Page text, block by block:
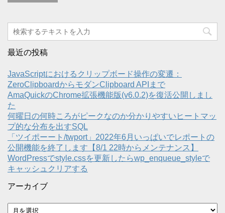
最近の投稿
JavaScriptにおけるクリップボード操作の変遷：
ZeroClipboardからモダンClipboard APIまで
AmaQuickのChrome拡張機能版(v6.0.2)を復活公開しまし
た
何曜日の何時ころがピークなのか分かりやすいヒートマッ
プ的な分布を出すSQL
「ツイポーート/twport」2022年6月いっぱいでレポートの
公開機能を終了します【8/1 22時からメンテナンス】
WordPressでstyle.cssを更新したらwp_enqueue_styleで
キャッシュクリアする
アーカイブ
ア